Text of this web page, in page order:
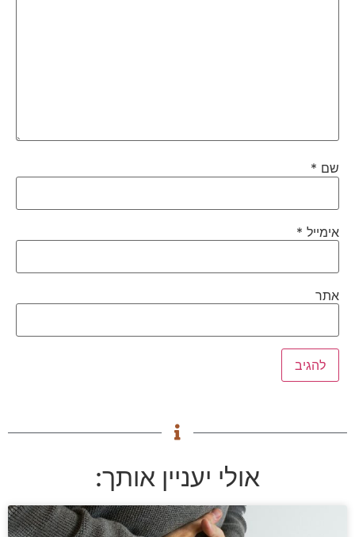
שם*
אימייל*
אתר
אולי יעניין אותך: